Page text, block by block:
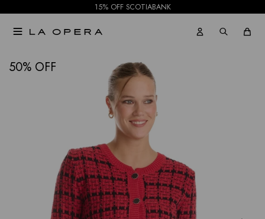
15% OFF SCOTIABANK

50 NOTIFICARME